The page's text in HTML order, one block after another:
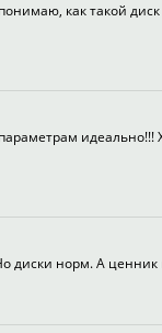
как такой
идеально!!!
диски норм. А ценник